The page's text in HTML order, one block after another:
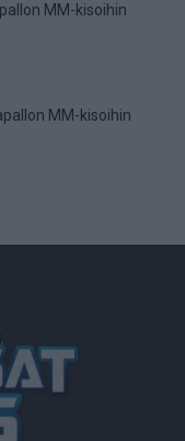
MM-kisoihin
MM-kisoihin